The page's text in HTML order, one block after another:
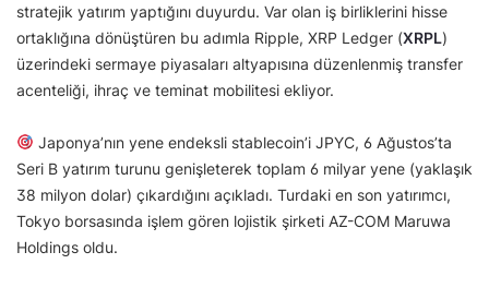
stratejik yatırım yaptığını duyurdu. Var olan iş birliklerini hisse
ortaklığına dönüştüren bu adımla Ripple, XRP Ledger (XRPL)
üzerindeki sermaye piyasaları altyapısına düzenlenmiş transfer
acenteliği, ihraç ve teminat mobilitesi ekliyor.
Japonya’nın yene endeksli stablecoin’i JPYC, 6 Ağustos’ta
Seri B yatırım turunu genişleterek toplam 6 milyar yene (yaklaşık
38 milyon dolar) çıkardığını açıkladı. Turdaki en son yatırımcı,
Tokyo borsasında işlem gören lojistik şirketi AZ-COM Maruwa
Holdings oldu.